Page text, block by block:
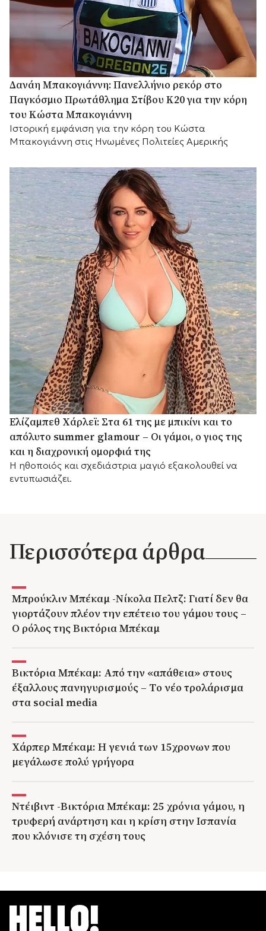
Δανάη Μπακογιάννη: Πανελλήνιο ρεκόρ στο
Παγκόσμιο Πρωτάθλημα Στίβου Κ20 για την κόρη
του Κώστα Μπακογιάννη
Ιστορική εμφάνιση για την κόρη του Κώστα
Μπακογιάννη στις Ηνωμένες Πολιτείες Αμερικής
Ελίζαμπεθ Χάρλεϊ: Στα 61 της με μπικίνι και το
απόλυτο summer glamour – Οι γάμοι, ο γιος της
και η διαχρονική ομορφιά της
Η ηθοποιός και σχεδιάστρια μαγιό εξακολουθεί να
εντυπωσιάζει.
Περισσότερα άρθρα
Μπρούκλιν Μπέκαμ -Νίκολα Πελτζ: Γιατί δεν θα
γιορτάζουν πλέον την επέτειο του γάμου τους –
Ο ρόλος της Βικτόρια Μπέκαμ
Βικτόρια Μπέκαμ: Από την «απάθεια» στους
έξαλλους πανηγυρισμούς – Tο νέο τρολάρισμα
στα social media
Χάρπερ Μπέκαμ: Η γενιά των 15χρονων που
μεγάλωσε πολύ γρήγορα
Ντέιβιντ -Βικτόρια Μπέκαμ: 25 χρόνια γάμου, η
τρυφερή ανάρτηση και η κρίση στην Ισπανία
που κλόνισε τη σχέση τους